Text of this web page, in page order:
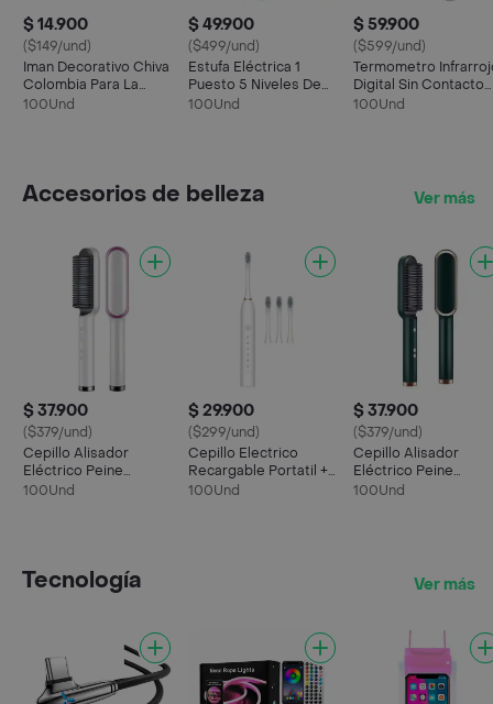
$ 14.900
($149/und)
Iman Decorativo Chiva
Colombia Para La
Nevera Artesania
100Und
$ 49.900
($499/und)
Estufa Eléctrica 1
Puesto 5 Niveles De
Temperatura 1000w
100Und
$ 59.900
($599/und)
Termometro
Digital Sin Contacto
Medición Rápida
100Und
Accesorios de belleza Ver más
$ 37.900
($379/und)
Cepillo Alisador
Eléctrico Peine
Alisador Portatil
100Und
$ 29.900
($299/und)
Cepillo Electrico
Recargable Portatil +
3 Cabezales Unisex
100Und
$ 37.900
($379/und)
Cepillo Alisador
Eléctrico Peine
Alisador Portatil
100Und
Tecnología Ver más